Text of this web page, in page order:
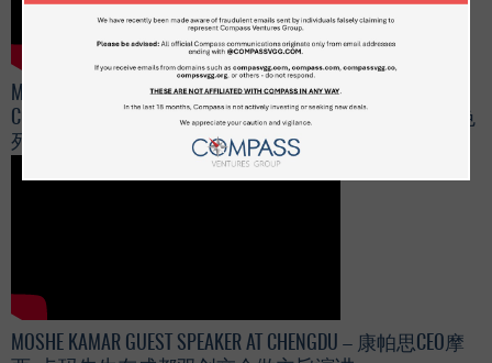
MOSHE KAMAR AT THE 5TH CHINA-ISRAEL BUSINESS
CONFERENCE – 康帕思CEO摩西•卡玛先生担任第五届以色
列-中国年度商务会议主讲嘉宾
MOSHE KAMAR GUEST SPEAKER AT CHENGDU – 康帕思CEO摩